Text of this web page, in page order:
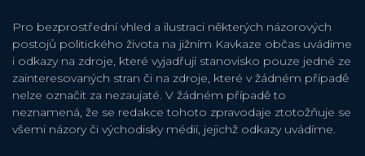
Pro bezprostřední vhled a ilustraci některých názorových
postojů politického života na jižním Kavkaze občas uvádíme
i odkazy na zdroje, které vyjadřují stanovisko pouze jedné ze
zainteresovaných stran či na zdroje, které v žádném případě
nelze označit za nezaujaté. V žádném případě to
neznamená, že se redakce tohoto zpravodaje ztotožňuje se
všemi názory či východisky médií, jejichž odkazy uvádíme.